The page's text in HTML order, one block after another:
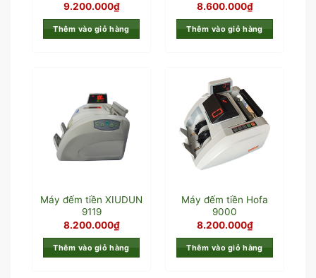
9.200.000₫
Thêm vào giỏ hàng
8.600.000₫
Thêm vào giỏ hàng
Máy đếm tiền XIUDUN
9119
8.200.000₫
Thêm vào giỏ hàng
Máy đếm tiền Hofa
9000
8.200.000₫
Thêm vào giỏ hàng